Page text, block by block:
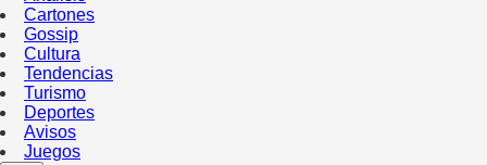
Cartones
Gossip
Cultura
Tendencias
Turismo
Deportes
Avisos
Juegos